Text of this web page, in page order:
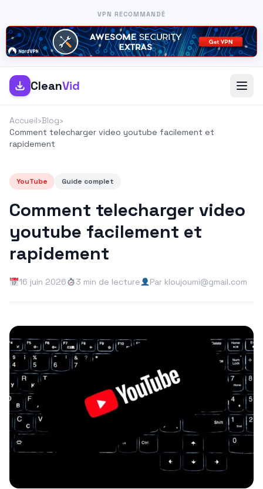
VPN RECOMMANDÉ
CleanVid
Accueil›Blog›
Comment telecharger video youtube facilement et
rapidement
YouTube Guide complet
Comment telecharger video
youtube facilement et
rapidement
16 juin 2026 3 min de lecture Par kloujoumi@gmail.com